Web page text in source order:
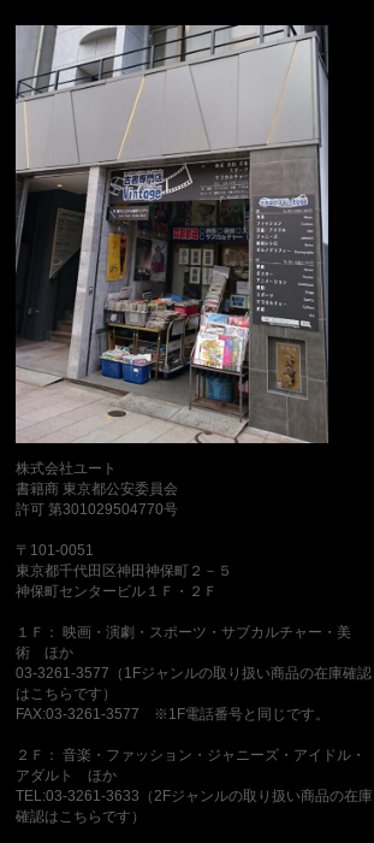
株式会社ユート
書籍商 東京都公安委員会
許可 第301029504770号
〒101-0051
東京都千代田区神田神保町２－５
神保町センタービル１Ｆ・２Ｆ
１Ｆ： 映画・演劇・スポーツ・サブカルチャー・美
術 ほか
03-3261-3577（1Fジャンルの取り扱い商品の在庫確認
はこちらです）
FAX:03-3261-3577 ※1F電話番号と同じです。
２Ｆ： 音楽・ファッション・ジャニーズ・アイドル・
アダルト ほか
TEL:03-3261-3633（2Fジャンルの取り扱い商品の在庫
確認はこちらです）